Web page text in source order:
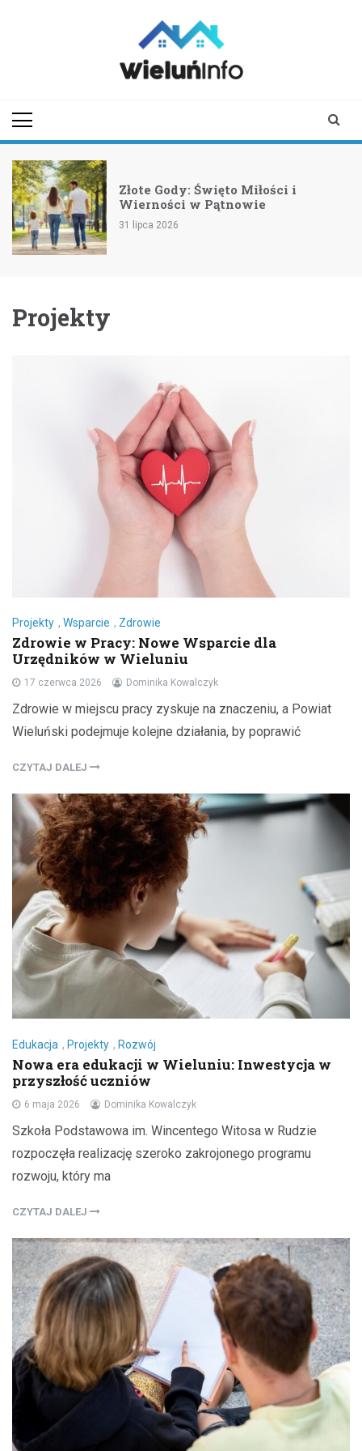
Złote Gody: Święto Miłości i
Wierności w Pątnowie
31 lipca 2026
Projekty
Projekty , Wsparcie , Zdrowie
Zdrowie w Pracy: Nowe Wsparcie dla
Urzędników w Wieluniu
17 czerwca 2026 Dominika Kowalczyk
Zdrowie w miejscu pracy zyskuje na znaczeniu, a Powiat
Wieluński podejmuje kolejne działania, by poprawić
CZYTAJ DALEJ
Edukacja , Projekty , Rozwój
Nowa era edukacji w Wieluniu: Inwestycja w
przyszłość uczniów
6 maja 2026 Dominika Kowalczyk
Szkoła Podstawowa im. Wincentego Witosa w Rudzie
rozpoczęła realizację szeroko zakrojonego programu
rozwoju, który ma
CZYTAJ DALEJ